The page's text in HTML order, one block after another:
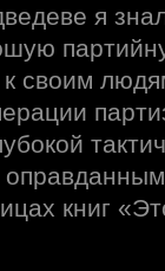
я
своим
книг